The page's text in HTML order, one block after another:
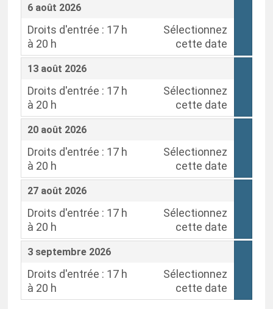
6 août 2026
,
Droits d'entrée : 17 h
à 20 h
,
Sélectionnez
cette date
13 août 2026
,
Droits d'entrée : 17 h
à 20 h
,
Sélectionnez
cette date
20 août 2026
,
Droits d'entrée : 17 h
à 20 h
,
Sélectionnez
cette date
27 août 2026
,
Droits d'entrée : 17 h
à 20 h
,
Sélectionnez
cette date
3 septembre 2026
,
Droits d'entrée : 17 h
à 20 h
,
Sélectionnez
cette date